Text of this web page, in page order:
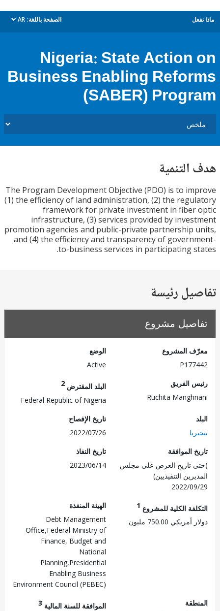
الصفحة باللغة: AR
dropdown
Nigeria: State
Business Enabling
(SABER)
The Program Development Objective (PDO) is to
(1) the efficiency of land administration, (2) the
framework for private investment in
infrastructure, (3) services provided by
promotion agencies and public-private partnership
and (4) the efficiency and transparency of
to-business services in participating
رئيسة
مشروع
المشروع
الفريق
Ruchita
البلد المقترض
Federal Republic of Nigeria
تاريخ الإفصاح
2022/07/26
الموافقة
تاريخ العرض على مجلس
التنفيذيين)
2022/
تاريخ النفاذ
2023/06/14
الكلية للمشروع1
750.00 مليون
الهيئة المنفذة
Debt Management
Office,Federal Ministry of
Finance, Budget and
National
Planning,Presidential
Enabling Business
Environment Council (PEBEC)
الموافقة للسنة المالية3